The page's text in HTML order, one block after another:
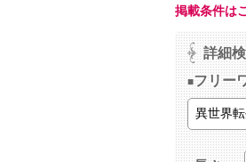
掲載条件は
詳細
フリー